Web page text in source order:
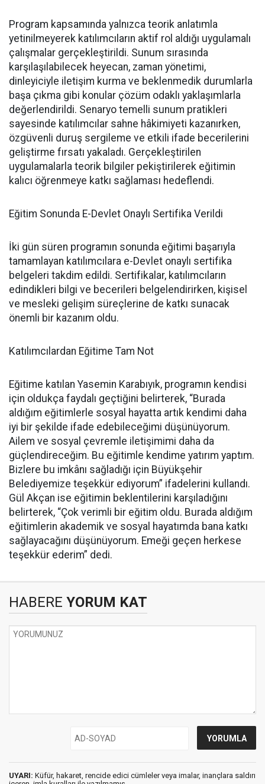
Program kapsamında yalnızca teorik anlatımla
yetinilmeyerek katılımcıların aktif rol aldığı uygulamalı
çalışmalar gerçekleştirildi. Sunum sırasında
karşılaşılabilecek heyecan, zaman yönetimi,
dinleyiciyle iletişim kurma ve beklenmedik durumlarla
başa çıkma gibi konular çözüm odaklı yaklaşımlarla
değerlendirildi. Senaryo temelli sunum pratikleri
sayesinde katılımcılar sahne hâkimiyeti kazanırken,
özgüvenli duruş sergileme ve etkili ifade becerilerini
geliştirme fırsatı yakaladı. Gerçekleştirilen
uygulamalarla teorik bilgiler pekiştirilerek eğitimin
kalıcı öğrenmeye katkı sağlaması hedeflendi.
Eğitim Sonunda E-Devlet Onaylı Sertifika Verildi
İki gün süren programın sonunda eğitimi başarıyla
tamamlayan katılımcılara e-Devlet onaylı sertifika
belgeleri takdim edildi. Sertifikalar, katılımcıların
edindikleri bilgi ve becerileri belgelendirirken, kişisel
ve mesleki gelişim süreçlerine de katkı sunacak
önemli bir kazanım oldu.
Katılımcılardan Eğitime Tam Not
Eğitime katılan Yasemin Karabıyık, programın kendisi
için oldukça faydalı geçtiğini belirterek, “Burada
aldığım eğitimlerle sosyal hayatta artık kendimi daha
iyi bir şekilde ifade edebileceğimi düşünüyorum.
Ailem ve sosyal çevremle iletişimimi daha da
güçlendireceğim. Bu eğitimle kendime yatırım yaptım.
Bizlere bu imkânı sağladığı için Büyükşehir
Belediyemize teşekkür ediyorum” ifadelerini kullandı.
Gül Akçan ise eğitimin beklentilerini karşıladığını
belirterek, “Çok verimli bir eğitim oldu. Burada aldığım
eğitimlerin akademik ve sosyal hayatımda bana katkı
sağlayacağını düşünüyorum. Emeği geçen herkese
teşekkür ederim” dedi.
HABERE YORUM KAT
UYARI: Küfür, hakaret, rencide edici cümleler veya imalar, inançlara saldırı